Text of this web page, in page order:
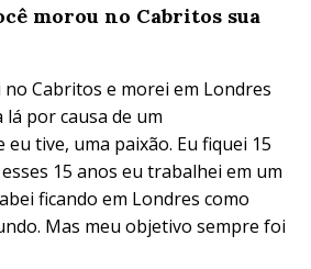
morou no Cabritos sua
no Cabritos e morei em Londres
lá por causa de um
tive, uma paixão. Eu fiquei 15
15 anos eu trabalhei em um
ficando em Londres como
Mas meu objetivo sempre foi